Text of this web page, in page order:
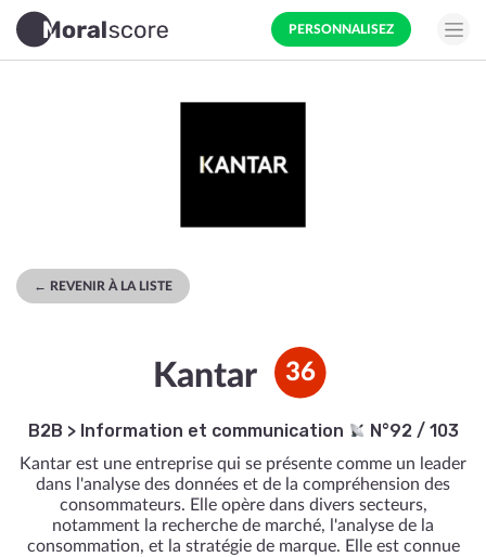
PERSONNALISEZ
← REVENIR À LA LISTE
Kantar 36
B2B > Information et communication N°92 / 103
Kantar est une entreprise qui se présente comme un leader
dans l'analyse des données et de la compréhension des
consommateurs. Elle opère dans divers secteurs,
notamment la recherche de marché, l'analyse de la
consommation, et la stratégie de marque. Elle est connue